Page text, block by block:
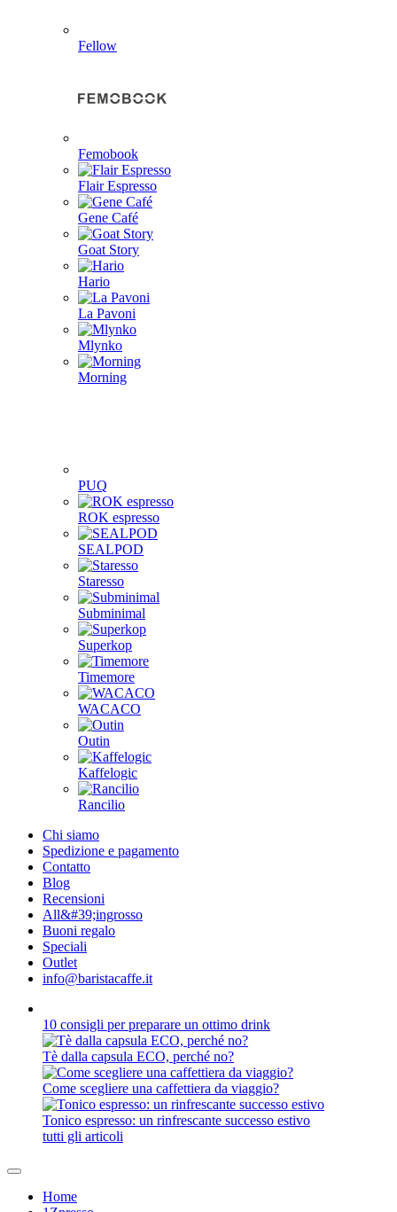
Fellow
Femobook
Flair Espresso
Gene Café
Goat Story
Hario
La Pavoni
Mlynko
Morning
PUQ
ROK espresso
SEALPOD
Staresso
Subminimal
Superkop
Timemore
WACACO
Outin
Kaffelogic
Rancilio
Chi siamo
Spedizione e pagamento
Contatto
Blog
Recensioni
All&#39;ingrosso
Buoni regalo
Speciali
Outlet
info@baristacaffe.it
10 consigli per preparare un ottimo drink
Tè dalla capsula ECO, perché no?
Come scegliere una caffettiera da viaggio?
Tonico espresso: un rinfrescante successo estivo
tutti gli articoli
Home